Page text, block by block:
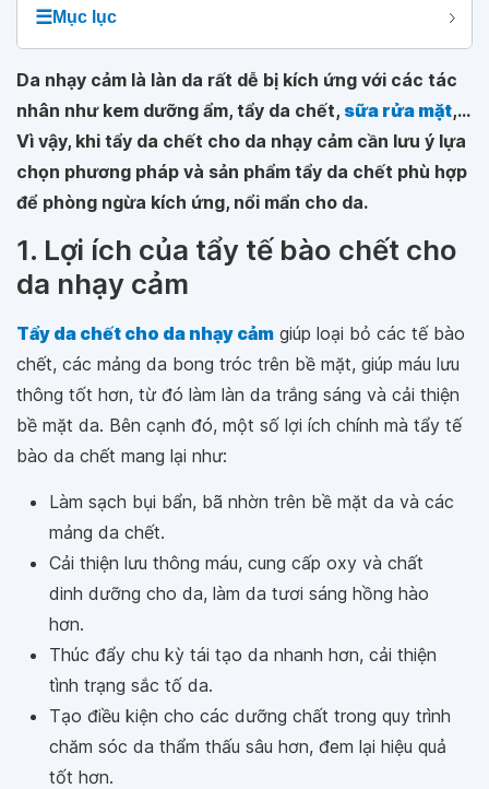
☰Mục lục
Da nhạy cảm là làn da rất dễ bị kích ứng với các tác
nhân như kem dưỡng ẩm, tẩy da chết, sữa rửa mặt,...
Vì vậy, khi tẩy da chết cho da nhạy cảm cần lưu ý lựa
chọn phương pháp và sản phẩm tẩy da chết phù hợp
để phòng ngừa kích ứng, nổi mẩn cho da.
1. Lợi ích của tẩy tế bào chết cho
da nhạy cảm
Tẩy da chết cho da nhạy cảm giúp loại bỏ các tế bào
chết, các mảng da bong tróc trên bề mặt, giúp máu lưu
thông tốt hơn, từ đó làm làn da trắng sáng và cải thiện
bề mặt da. Bên cạnh đó, một số lợi ích chính mà tẩy tế
bào da chết mang lại như:
Làm sạch bụi bẩn, bã nhờn trên bề mặt da và các
mảng da chết.
Cải thiện lưu thông máu, cung cấp oxy và chất
dinh dưỡng cho da, làm da tươi sáng hồng hào
hơn.
Thúc đẩy chu kỳ tái tạo da nhanh hơn, cải thiện
tình trạng sắc tố da.
Tạo điều kiện cho các dưỡng chất trong quy trình
chăm sóc da thẩm thấu sâu hơn, đem lại hiệu quả
tốt hơn.